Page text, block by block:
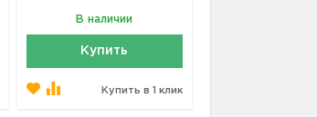
В наличии
Купить
Купить в 1 клик